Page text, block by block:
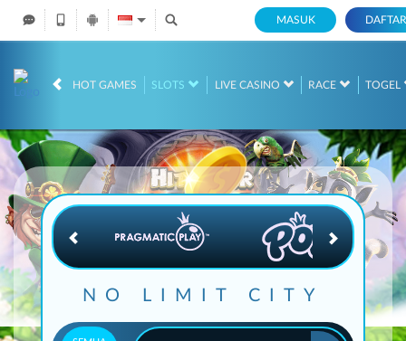
MASUK DAFTAR
HOT GAMES SLOTS LIVE CASINO RACE TOGEL
IDR
NO LIMIT CITY